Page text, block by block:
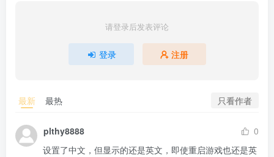
请登录后发表评论
登录 注册
最新 最热 只看作者
plthy8888
0
设置了中文，但显示的还是英文，即使重启游戏也还是英